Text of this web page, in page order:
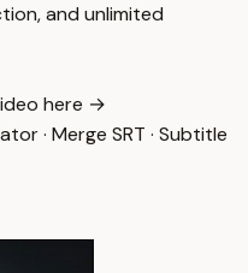
and unlimited
here →
· Merge SRT · Subtitle